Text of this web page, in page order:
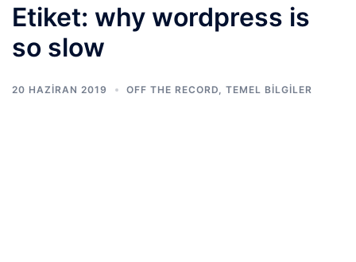
Etiket: why wordpress is
so slow
20 HAZIRAN 2019 OFF THE RECORD TEMEL BİLGİLER